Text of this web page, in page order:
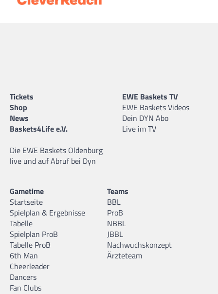
Tickets
Shop
News
Baskets4Life e.V.
Die EWE Baskets Oldenburg
live und auf Abruf bei Dyn
EWE Baskets TV
EWE Baskets Videos
Dein DYN Abo
Live im TV
Gametime
Startseite
Spielplan & Ergebnisse
Tabelle
Spielplan ProB
Tabelle ProB
6th Man
Cheerleader
Dancers
Fan Clubs
Teams
BBL
ProB
NBBL
JBBL
Nachwuchskonzept
Ärzteteam